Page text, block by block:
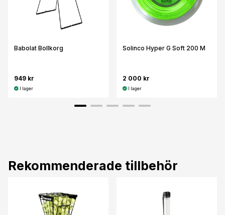
Babolat Bollkorg
949 kr
I lager
Solinco Hyper G Soft 200 M
2 000 kr
I lager
Rekommenderade tillbehör